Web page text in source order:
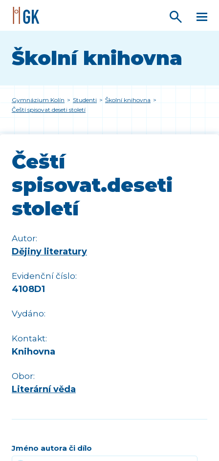
Školní knihovna
Gymnázium Kolín > Studenti > Školní knihovna >
Čeští spisovat.deseti století
Čeští
spisovat.deseti
století
Autor:
Dějiny literatury
Evidenční číslo:
4108D1
Vydáno:
Kontakt:
Knihovna
Obor:
Literární věda
Jméno autora či dílo